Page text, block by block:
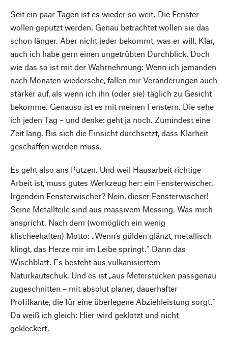
Seit ein paar Tagen ist es wieder so weit. Die Fenster
wollen geputzt werden. Genau betrachtet wollen sie das
schon länger. Aber nicht jeder bekommt, was er will. Klar,
auch ich habe gern einen ungetrübten Durchblick. Doch
wie das so ist mit der Wahrnehmung: Wenn ich jemanden
nach Monaten wiedersehe, fallen mir Veränderungen auch
stärker auf, als wenn ich ihn (oder sie) täglich zu Gesicht
bekomme. Genauso ist es mit meinen Fenstern. Die sehe
ich jeden Tag – und denke: geht ja noch. Zumindest eine
Zeit lang. Bis sich die Einsicht durchsetzt, dass Klarheit
geschaffen werden muss.
Es geht also ans Putzen. Und weil Hausarbeit richtige
Arbeit ist, muss gutes Werkzeug her: ein Fensterwischer.
Irgendein Fensterwischer? Nein, dieser Fensterwischer!
Seine Metallteile sind aus massivem Messing. Was mich
anspricht. Nach dem (womöglich ein wenig
klischeehaften) Motto: „Wenn’s gülden glänzt, metallisch
klingt, das Herze mir im Leibe springt.“ Dann das
Wischblatt. Es besteht aus vulkanisiertem
Naturkautschuk. Und es ist „aus Meterstücken passgenau
zugeschnitten – mit absolut planer, dauerhafter
Profilkante, die für eine überlegene Abziehleistung sorgt.“
Da weiß ich gleich: Hier wird geklotzt und nicht
gekleckert.